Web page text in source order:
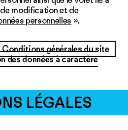
modification et de
personnelles ».
Conditions générales du site
des données à caractère
LÉGALES